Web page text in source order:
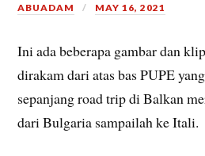
ABUADAM MAY 16, 2021
Ini ada beberapa gambar dan
dirakam dari atas bas PUPE
sepanjang road trip di Balkan
dari Bulgaria sampailah ke Itali.